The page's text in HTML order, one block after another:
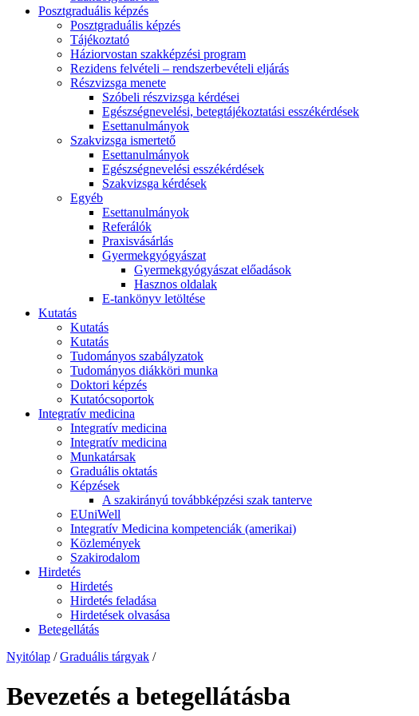
Posztgraduális képzés
Posztgraduális képzés
Tájékoztató
Háziorvostan szakképzési program
Rezidens felvételi – rendszerbevételi eljárás
Részvizsga menete
Szóbeli részvizsga kérdései
Egészségnevelési, betegtájékoztatási esszékérdések
Esettanulmányok
Szakvizsga ismertető
Esettanulmányok
Egészségnevelési esszékérdések
Szakvizsga kérdések
Egyéb
Esettanulmányok
Referálók
Praxisvásárlás
Gyermekgyógyászat
Gyermekgyógyászat előadások
Hasznos oldalak
E-tankönyv letöltése
Kutatás
Kutatás
Kutatás
Tudományos szabályzatok
Tudományos diákköri munka
Doktori képzés
Kutatócsoportok
Integratív medicina
Integratív medicina
Integratív medicina
Munkatársak
Graduális oktatás
Képzések
A szakirányú továbbképzési szak tanterve
EUniWell
Integratív Medicina kompetenciák (amerikai)
Közlemények
Szakirodalom
Hirdetés
Hirdetés
Hirdetés feladása
Hirdetések olvasása
Betegellátás
Nyitólap / Graduális tárgyak /
Bevezetés a betegellátásba